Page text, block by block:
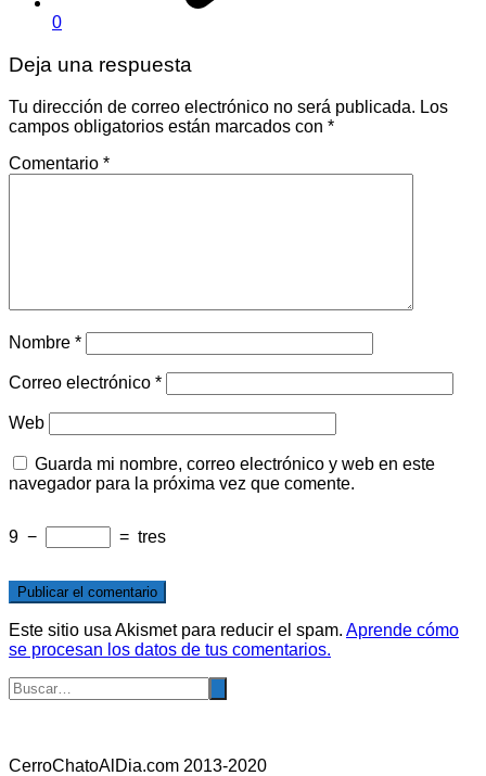
0
Deja una respuesta
Tu dirección de correo electrónico no será publicada. Los
campos obligatorios están marcados con *
Comentario *
Nombre *
Correo electrónico *
Web
Guarda mi nombre, correo electrónico y web en este
navegador para la próxima vez que comente.
9 − = tres
Este sitio usa Akismet para reducir el spam. Aprende cómo
se procesan los datos de tus comentarios.
CerroChatoAlDia.com 2013-2020